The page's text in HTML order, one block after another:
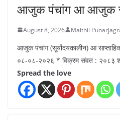
आजुक पंचांग आ आजुक
August 8, 2026 Maithil
आजुक पंचांग (सूर्योदयकालीन) आ
०८-०८-२०२६ * विक्रम संवत : २०८३
Spread the love